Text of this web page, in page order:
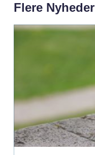
Flere Nyheder